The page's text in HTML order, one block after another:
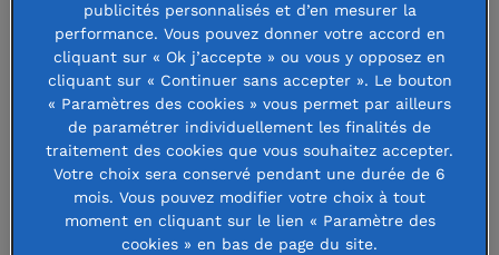
Tout au long de la journée, les participants ont pu
confronter leurs points de vue sur les approches
systémiques et les formes de coopération, en partant de
leurs connaissances issues du terrain.
A l’occasion d’une table-ronde animée par Cécile Malo,
responsable de la Grande cause Territoires à la Fondation
de France, Charles Claudo, délégué du conseil
publicités personnalisés et d’en mesurer la
performance. Vous pouvez donner votre accord en
cliquant sur « Ok j’accepte » ou vous y opposez en
cliquant sur « Continuer sans accepter ». Le bouton
« Paramètres des cookies » vous permet par ailleurs
de paramétrer individuellement les finalités de
traitement des cookies que vous souhaitez accepter.
Votre choix sera conservé pendant une durée de 6
mois. Vous pouvez modifier votre choix à tout
moment en cliquant sur le lien « Paramètre des
cookies » en bas de page du site.